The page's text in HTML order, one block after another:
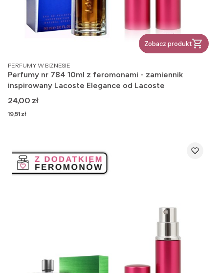
Zobacz produkt
PRODUCENT
PERFUMY W BIZNESIE
Perfumy nr 784 10ml z feromonami - zamiennik
inspirowany Lacoste Elegance od Lacoste
Cena
24,00 zł
Cena
19,51 zł